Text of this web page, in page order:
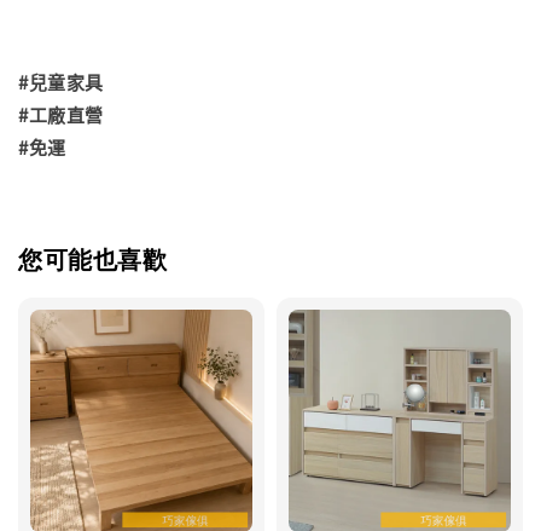
#兒童家具
#工廠直營
#免運
您可能也喜歡